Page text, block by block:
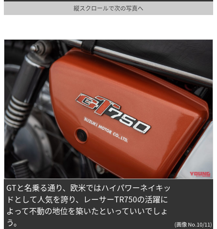
縦スクロールで次の写真へ
GTと名乗る通り、欧米ではハイパワーネイキッ
ドとして人気を誇り、レーサーTR750の活躍に
よって不動の地位を築いたといっていいでしょ
う。
(画像 No.10/11)